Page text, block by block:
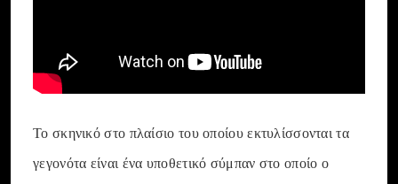
Το σκηνικό στο πλαίσιο του οποίου εκτυλίσσονται τα
γεγονότα είναι ένα υποθετικό σύμπαν στο οποίο ο